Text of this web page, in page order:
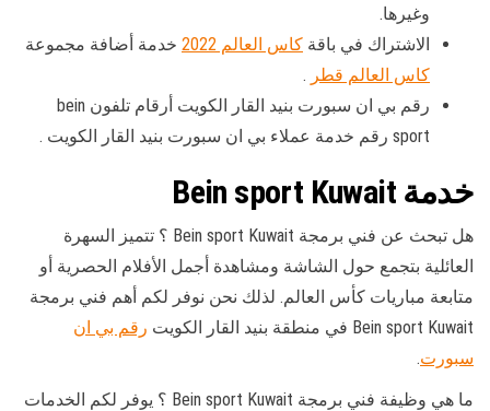
وغيرها.
الاشتراك في باقة كاس العالم 2022
خدمة أضافة مجموعة
كاس العالم قطر .
رقم بي ان سبورت بنيد القار الكويت أرقام تلفون bein
sport رقم خدمة عملاء بي ان سبورت بنيد القار الكويت .
خدمة Bein sport Kuwait
هل تبحث عن فني برمجة Bein sport Kuwait ؟ تتميز السهرة
العائلية بتجمع حول الشاشة ومشاهدة أجمل الأفلام الحصرية أو
متابعة مباريات كأس العالم. لذلك نحن نوفر لكم أهم فني برمجة
Bein sport Kuwait في منطقة بنيد القار الكويت
رقم بي ان
سبورت.
ما هي وظيفة فني برمجة Bein sport Kuwait ؟ يوفر لكم الخدمات